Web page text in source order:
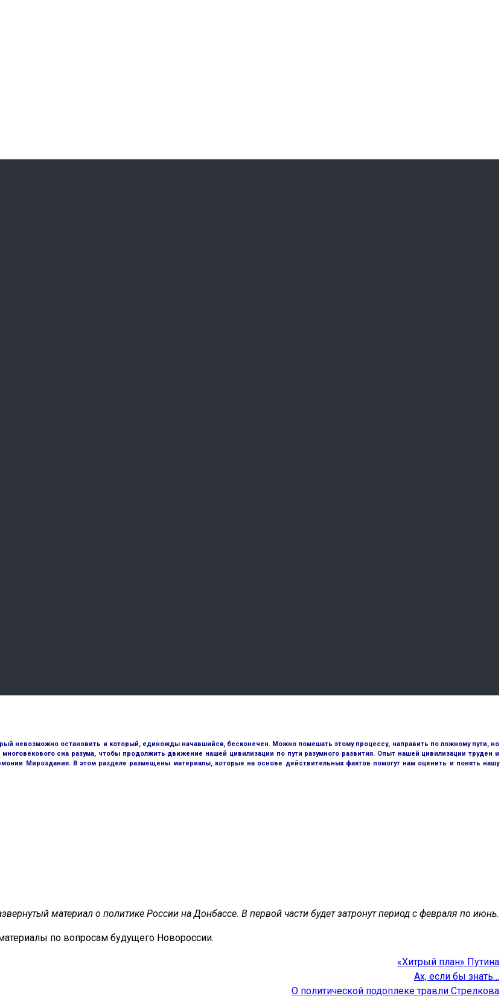
невозможно остановить и который, единожды начавшийся, бесконечен. Можно помешать этому процессу, направить по ложному пути, но
сна разума, чтобы продолжить движение нашей цивилизации по пути разумного развития. Опыт нашей цивилизации труден и
Мироздания. В этом разделе размещены материалы, которые на основе действительных фактов помогут нам оценить и понять нашу
материал о политике России на Донбассе. В первой части будет затронут период с февраля по июнь.
по вопросам будущего Новороссии.
«Хитрый план» Путина
Ах, если бы знать…
О политической подоплеке травли Стрелкова